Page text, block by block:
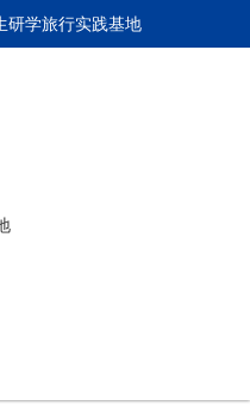
研学旅行实践基地